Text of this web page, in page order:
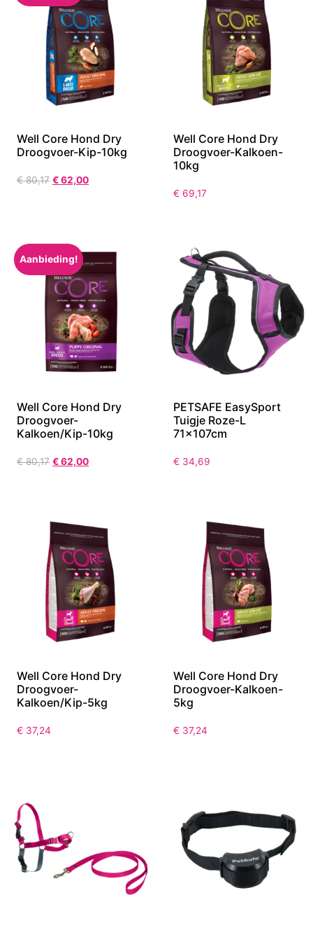
Well Core Hond Dry
Droogvoer-Kip-10kg
€80,17 €62,00
Well Core Hond Dry
Droogvoer-Kalkoen-
10kg
€ 69,17
Aanbieding!
Well Core Hond Dry
Droogvoer-
Kalkoen/Kip-10kg
€80,17 €62,00
PETSAFE EasySport
Tuigje Roze-L
71x107cm
€ 34,69
Well Core Hond Dry
Droogvoer-
Kalkoen/Kip-5kg
€ 37,24
Well Core Hond Dry
Droogvoer-Kalkoen-
5kg
€ 37,24